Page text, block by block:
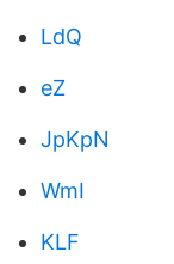
LdQ
eZ
JpKpN
WmI
KLF